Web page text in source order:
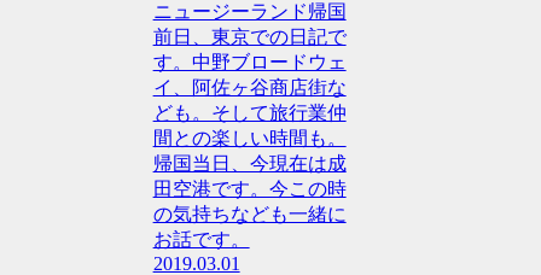
ニュージーランド帰国
前日、東京での日記で
す。中野ブロードウェ
イ、阿佐ヶ谷商店街な
ども。そして旅行業仲
間との楽しい時間も。
帰国当日、今現在は成
田空港です。今この時
の気持ちなども一緒に
お話です。
2019.03.01